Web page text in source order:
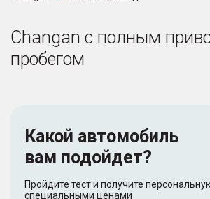
Changan с полным
пробегом
Какой автомобиль
вам подойдет?
Пройдите тест и получите
специальными ценами